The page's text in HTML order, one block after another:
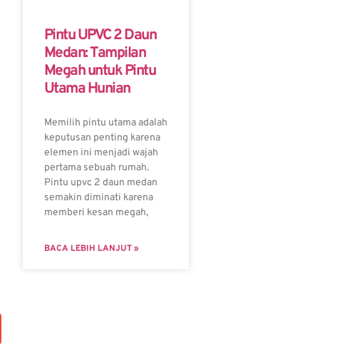
Pintu UPVC 2 Daun
Medan: Tampilan
Megah untuk Pintu
Utama Hunian
Memilih pintu utama adalah
keputusan penting karena
elemen ini menjadi wajah
pertama sebuah rumah.
Pintu upvc 2 daun medan
semakin diminati karena
memberi kesan megah,
BACA LEBIH LANJUT »